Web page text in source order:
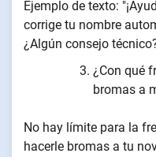
Ejemplo de texto:
corrige tu nombre
¿Algún consejo
¿Con qué
bromas a
No hay límite para la
hacerle bromas a tu